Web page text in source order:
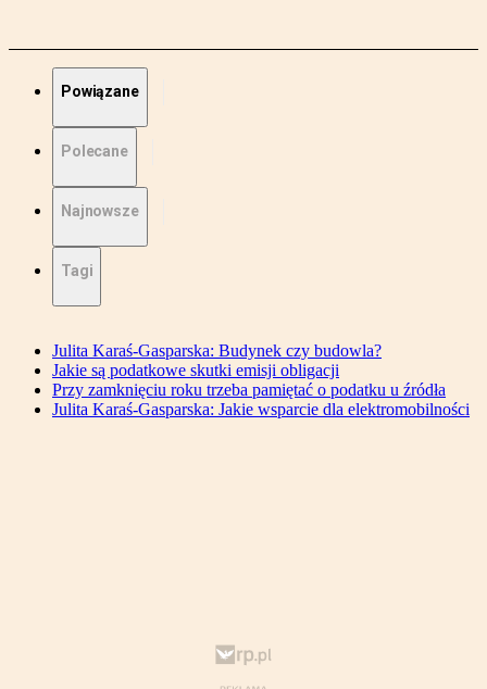
Powiązane
Polecane
Najnowsze
Tagi
Julita Karaś-Gasparska: Budynek czy budowla?
Jakie są podatkowe skutki emisji obligacji
Przy zamknięciu roku trzeba pamiętać o podatku u źródła
Julita Karaś-Gasparska: Jakie wsparcie dla elektromobilności